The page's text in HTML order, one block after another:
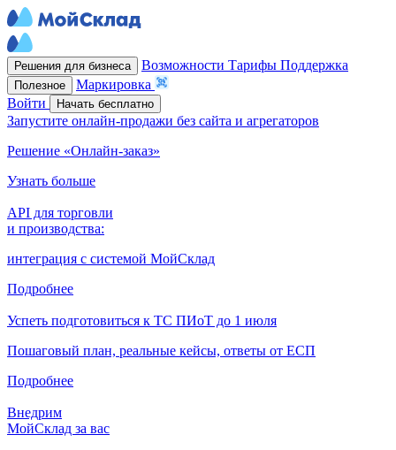
Решения для бизнеса Возможности Тарифы Поддержка
Полезное
Маркировка
Войти
Начать бесплатно
Запустите онлайн-продажи без сайта и агрегаторов
Решение «Онлайн-заказ»
Узнать больше
API для торговли
и производства:
интеграция с системой МойСклад
Подробнее
Успеть подготовиться к ТС ПИоТ до 1 июля
Пошаговый план, реальные кейсы, ответы от ЕСП
Подробнее
Внедрим
МойСклад за вас